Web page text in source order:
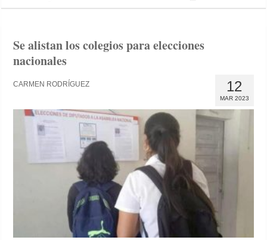
Se alistan los colegios para elecciones
nacionales
12
MAR 2023
CARMEN RODRÍGUEZ